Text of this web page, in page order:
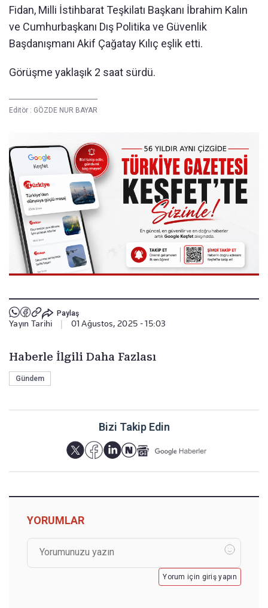
Fidan, Milli İstihbarat Teşkilatı Başkanı İbrahim Kalın
ve Cumhurbaşkanı Dış Politika ve Güvenlik
Başdanışmanı Akif Çağatay Kılıç eşlik etti.
Görüşme yaklaşık 2 saat sürdü.
Editör : GÖZDE NUR BAYAR
Paylaş
Yayın Tarihi 01 Ağustos, 2025 - 15:03
Haberle İlgili Daha Fazlası
Gündem
Bizi Takip Edin
YORUMLAR
Yorum için giriş yapın